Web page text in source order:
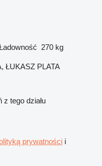
270 kg
ŁUKASZ PLATA
tego działu
prywatności i